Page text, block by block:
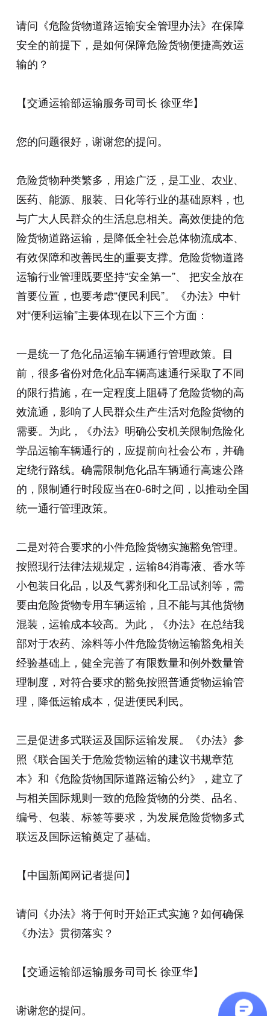
请问《危险货物道路运输安全管理办法》在保障
安全的前提下，是如何保障危险货物便捷高效运
输的？
【交通运输部运输服务司司长 徐亚华】
您的问题很好，谢谢您的提问。
危险货物种类繁多，用途广泛，是工业、农业、
医药、能源、服装、日化等行业的基础原料，也
与广大人民群众的生活息息相关。高效便捷的危
险货物道路运输，是降低全社会总体物流成本、
有效保障和改善民生的重要支撑。危险货物道路
运输行业管理既要坚持“安全第一”、 把安全放在
首要位置，也要考虑“便民利民”。《办法》中针
对“便利运输”主要体现在以下三个方面：
一是统一了危化品运输车辆通行管理政策。目
前，很多省份对危化品车辆高速通行采取了不同
的限行措施，在一定程度上阻碍了危险货物的高
效流通，影响了人民群众生产生活对危险货物的
需要。为此，《办法》明确公安机关限制危险化
学品运输车辆通行的，应提前向社会公布，并确
定绕行路线。确需限制危化品车辆通行高速公路
的，限制通行时段应当在0-6时之间，以推动全国
统一通行管理政策。
二是对符合要求的小件危险货物实施豁免管理。
按照现行法律法规规定，运输84消毒液、香水等
小包装日化品，以及气雾剂和化工品试剂等，需
要由危险货物专用车辆运输，且不能与其他货物
混装，运输成本较高。为此，《办法》在总结我
部对于农药、涂料等小件危险货物运输豁免相关
经验基础上，健全完善了有限数量和例外数量管
理制度，对符合要求的豁免按照普通货物运输管
理，降低运输成本，促进便民利民。
三是促进多式联运及国际运输发展。《办法》参
照《联合国关于危险货物运输的建议书规章范
本》和《危险货物国际道路运输公约》，建立了
与相关国际规则一致的危险货物的分类、品名、
编号、包装、标签等要求，为发展危险货物多式
联运及国际运输奠定了基础。
【中国新闻网记者提问】
请问《办法》将于何时开始正式实施？如何确保
《办法》贯彻落实？
【交通运输部运输服务司司长 徐亚华】
谢谢您的提问。